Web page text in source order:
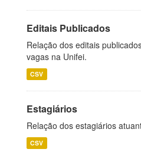
Editais Publicados
Relação dos editais
vagas na Unifei.
CSV
Estagiários
Relação dos estagiários
CSV